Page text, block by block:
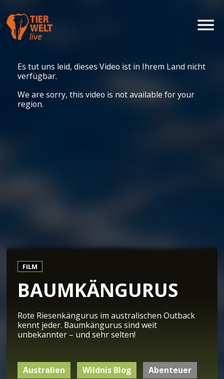
Es tut uns leid, dieses Video ist in Ihrem Land nicht
verfügbar.
We are sorry, this video is not available for your
region.
FILM
BAUMKÄNGURUS
Rote Riesenkängurus im australischen Outback
kennt jeder. Baumkängurus sind weit
unbekannter – und sehr selten!
Australien Wildnis Blog Abenteuer